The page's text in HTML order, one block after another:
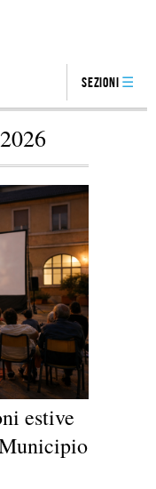
Sezioni
estive